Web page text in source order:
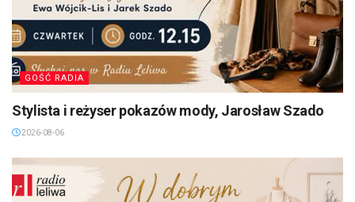
GOŚĆ RADIA
Stylista i reżyser pokazów mody, Jarosław Szado
2026-08-06